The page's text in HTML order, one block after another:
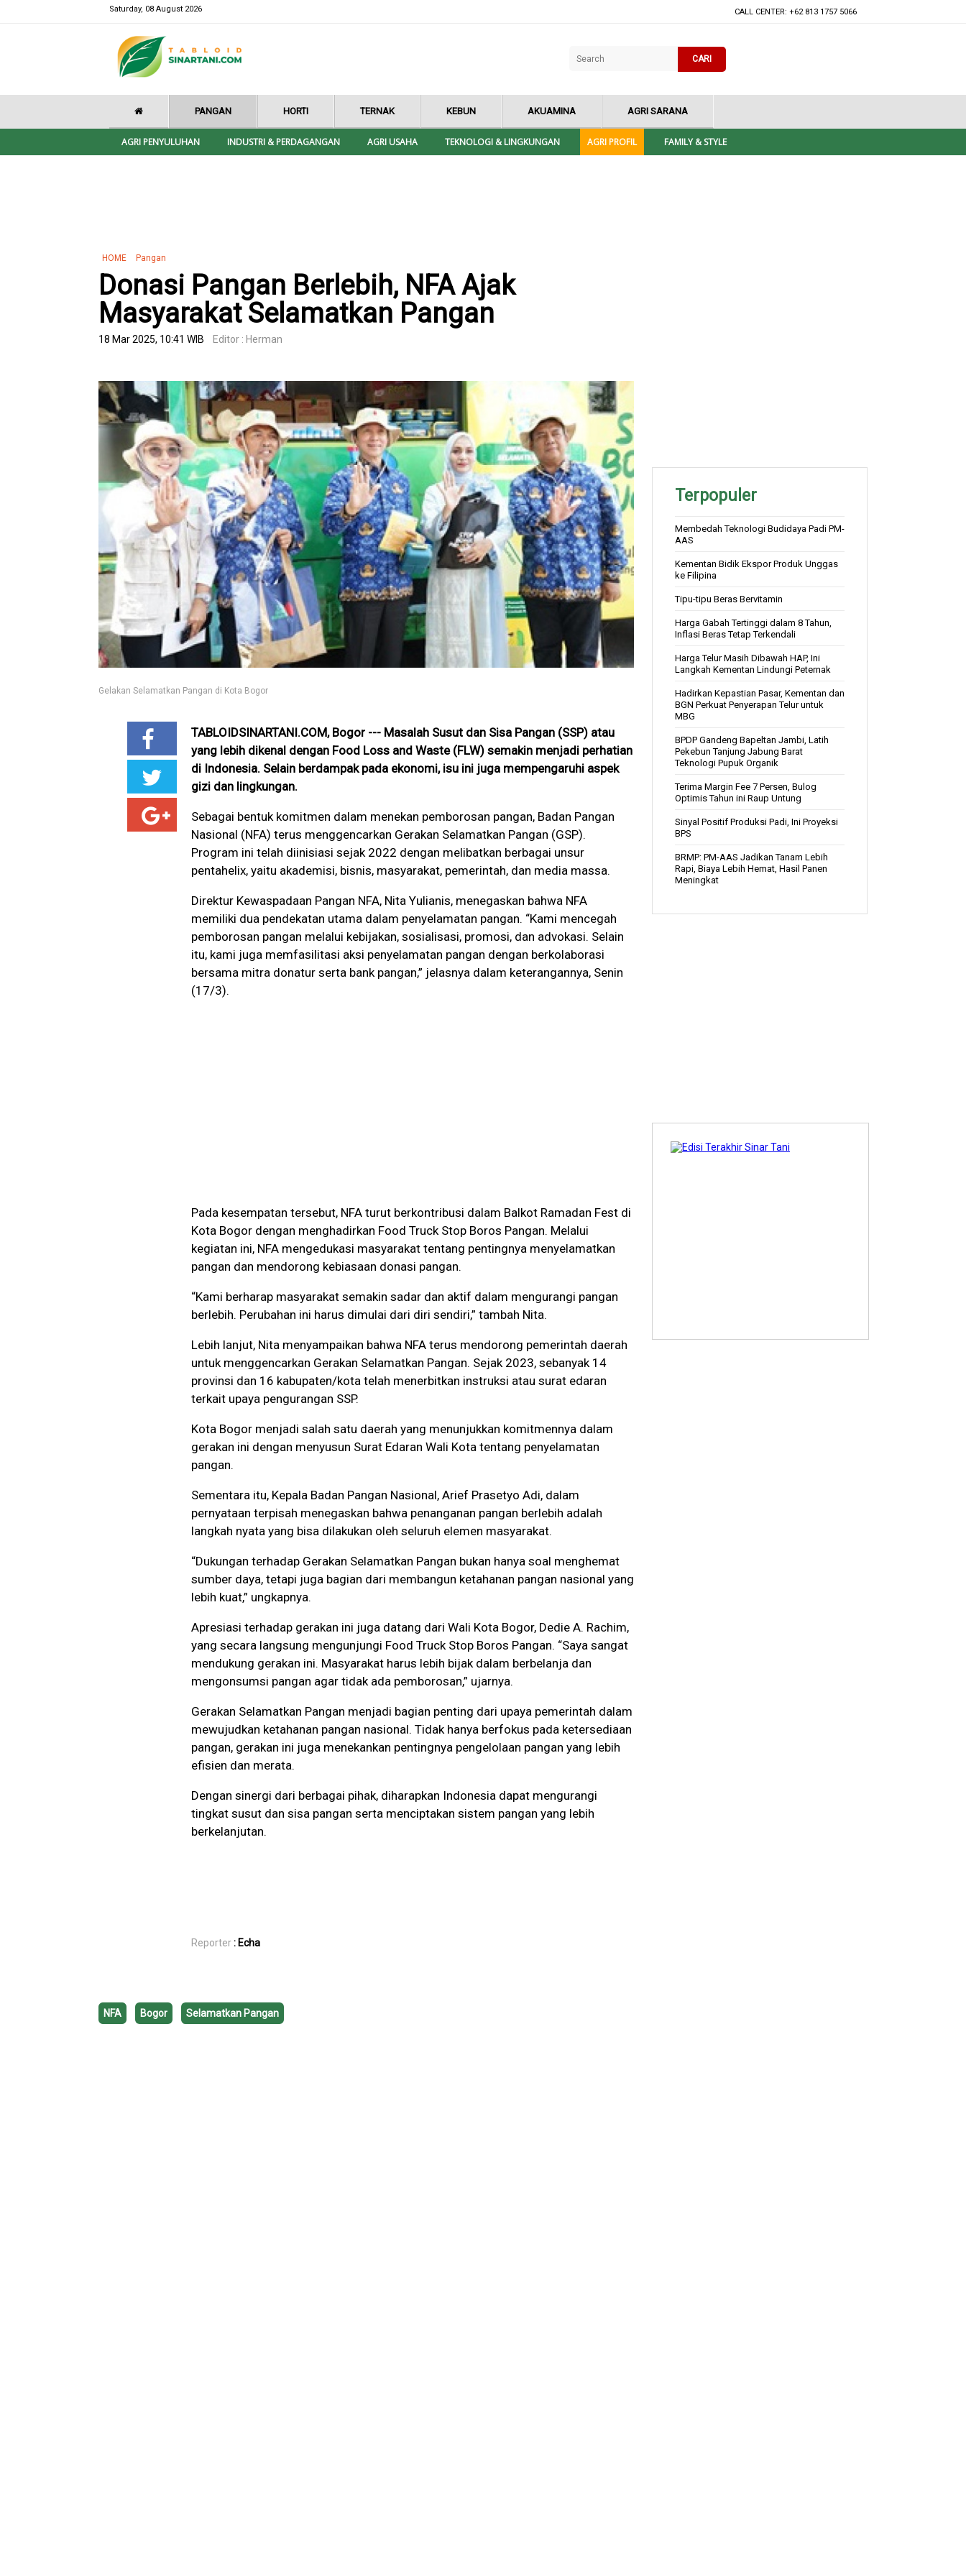
Saturday, 08 August 2026 CALL CENTER: +62 813 1757 5066
CARI
PANGAN HORTI TERNAK KEBUN AKUAMINA AGRI SARANA
AGRI PENYULUHAN INDUSTRI & PERDAGANGAN AGRI USAHA TEKNOLOGI & LINGKUNGAN AGRI PROFIL FAMILY & STYLE
HOME Pangan
Donasi Pangan Berlebih, NFA Ajak
Masyarakat Selamatkan Pangan
18 Mar 2025, 10:41 WIB Editor : Herman
Gelakan Selamatkan Pangan di Kota Bogor
TABLOIDSINARTANI.COM, Bogor --- Masalah Susut dan Sisa Pangan (SSP) atau
yang lebih dikenal dengan Food Loss and Waste (FLW) semakin menjadi perhatian
di Indonesia. Selain berdampak pada ekonomi, isu ini juga mempengaruhi aspek
gizi dan lingkungan.
Sebagai bentuk komitmen dalam menekan pemborosan pangan, Badan Pangan
Nasional (NFA) terus menggencarkan Gerakan Selamatkan Pangan (GSP).
Program ini telah diinisiasi sejak 2022 dengan melibatkan berbagai unsur
pentahelix, yaitu akademisi, bisnis, masyarakat, pemerintah, dan media massa.
Direktur Kewaspadaan Pangan NFA, Nita Yulianis, menegaskan bahwa NFA
memiliki dua pendekatan utama dalam penyelamatan pangan. “Kami mencegah
pemborosan pangan melalui kebijakan, sosialisasi, promosi, dan advokasi. Selain
itu, kami juga memfasilitasi aksi penyelamatan pangan dengan berkolaborasi
bersama mitra donatur serta bank pangan,” jelasnya dalam keterangannya, Senin
(17/3).
Pada kesempatan tersebut, NFA turut berkontribusi dalam Balkot Ramadan Fest di
Kota Bogor dengan menghadirkan Food Truck Stop Boros Pangan. Melalui
kegiatan ini, NFA mengedukasi masyarakat tentang pentingnya menyelamatkan
pangan dan mendorong kebiasaan donasi pangan.
“Kami berharap masyarakat semakin sadar dan aktif dalam mengurangi pangan
berlebih. Perubahan ini harus dimulai dari diri sendiri,” tambah Nita.
Lebih lanjut, Nita menyampaikan bahwa NFA terus mendorong pemerintah daerah
untuk menggencarkan Gerakan Selamatkan Pangan. Sejak 2023, sebanyak 14
provinsi dan 16 kabupaten/kota telah menerbitkan instruksi atau surat edaran
terkait upaya pengurangan SSP.
Kota Bogor menjadi salah satu daerah yang menunjukkan komitmennya dalam
gerakan ini dengan menyusun Surat Edaran Wali Kota tentang penyelamatan
pangan.
Sementara itu, Kepala Badan Pangan Nasional, Arief Prasetyo Adi, dalam
pernyataan terpisah menegaskan bahwa penanganan pangan berlebih adalah
langkah nyata yang bisa dilakukan oleh seluruh elemen masyarakat.
“Dukungan terhadap Gerakan Selamatkan Pangan bukan hanya soal menghemat
sumber daya, tetapi juga bagian dari membangun ketahanan pangan nasional yang
lebih kuat,” ungkapnya.
Apresiasi terhadap gerakan ini juga datang dari Wali Kota Bogor, Dedie A. Rachim,
yang secara langsung mengunjungi Food Truck Stop Boros Pangan. “Saya sangat
mendukung gerakan ini. Masyarakat harus lebih bijak dalam berbelanja dan
mengonsumsi pangan agar tidak ada pemborosan,” ujarnya.
Gerakan Selamatkan Pangan menjadi bagian penting dari upaya pemerintah dalam
mewujudkan ketahanan pangan nasional. Tidak hanya berfokus pada ketersediaan
pangan, gerakan ini juga menekankan pentingnya pengelolaan pangan yang lebih
efisien dan merata.
Dengan sinergi dari berbagai pihak, diharapkan Indonesia dapat mengurangi
tingkat susut dan sisa pangan serta menciptakan sistem pangan yang lebih
berkelanjutan.
Reporter: Echa
NFA Bogor Selamatkan Pangan
Terpopuler
Membedah Teknologi Budidaya Padi PM-
AAS
Kementan Bidik Ekspor Produk Unggas
ke Filipina
Tipu-tipu Beras Bervitamin
Harga Gabah Tertinggi dalam 8 Tahun,
Inflasi Beras Tetap Terkendali
Harga Telur Masih Dibawah HAP, Ini
Langkah Kementan Lindungi Peternak
Hadirkan Kepastian Pasar, Kementan dan
BGN Perkuat Penyerapan Telur untuk
MBG
BPDP Gandeng Bapeltan Jambi, Latih
Pekebun Tanjung Jabung Barat
Teknologi Pupuk Organik
Terima Margin Fee 7 Persen, Bulog
Optimis Tahun ini Raup Untung
Sinyal Positif Produksi Padi, Ini Proyeksi
BPS
BRMP: PM-AAS Jadikan Tanam Lebih
Rapi, Biaya Lebih Hemat, Hasil Panen
Meningkat